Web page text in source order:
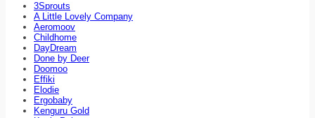
3Sprouts
A Little Lovely Company
Aeromoov
Childhome
DayDream
Done by Deer
Doomoo
Effiki
Elodie
Ergobaby
Kenguru Gold